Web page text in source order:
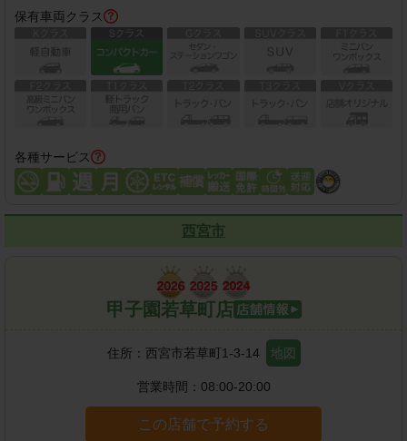
保有車両クラス
各種サービス
西宮市
甲子園若草町店
住所： 西宮市若草町1-3-14 地図
営業時間： 08:00-20:00
この店舗で予約する